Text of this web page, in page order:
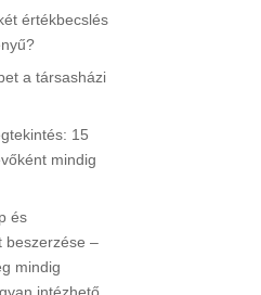
értékbecslés
a társasházi
15
mindig
és
beszerzése –
mindig